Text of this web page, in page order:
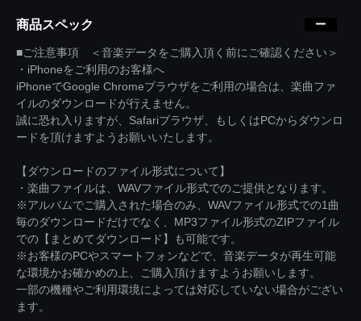
商品スペック
■ご注意事項 ＜音楽データをご購入頂く前にご確認ください＞
・iPhoneをご利用のお客様へ
iPhoneでGoogle Chromeブラウザをご利用の場合は、楽曲ファ
イルのダウンロードが行えません。
誠に恐れ入りますが、Safariブラウザ、もしくはPCからダウンロ
ードを頂けますようお願いいたします。
【ダウンロードのファイル形式について】
・楽曲ファイルは、WAVファイル形式でのご提供となります。
※アルバムでご購入された場合のみ、WAVファイル形式での1曲
毎のダウンロードだけでなく、MP3ファイル形式のZIPファイル
での【まとめてダウンロード】も可能です。
※お客様のPCやスマートフォンなどで、音楽データが再生可能
な環境かお確かめの上、ご購入頂けますようお願いします。
一部の機種やご利用環境によっては対応していない場合がござい
ます。